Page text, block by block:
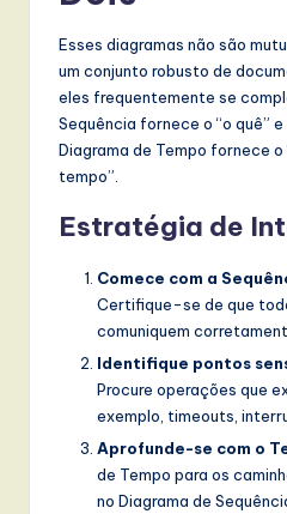
Esses diagramas não são
um conjunto robusto de
eles frequentemente se
Sequência fornece o “o quê” e
Diagrama de Tempo fornece o
tempo”.
Estratégia de
Comece com a
Certifique-se de que
comuniquem
Identifique pontos
Procure operações que
exemplo, timeouts,
Aprofunde-se com o
de Tempo para os
no Diagrama de